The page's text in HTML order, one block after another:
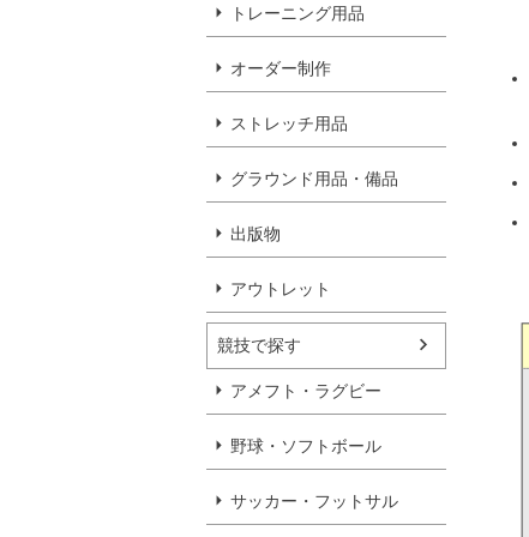
トレーニング用品
オーダー制作
ストレッチ用品
グラウンド用品・備品
出版物
アウトレット
競技で探す
アメフト・ラグビー
野球・ソフトボール
サッカー・フットサル